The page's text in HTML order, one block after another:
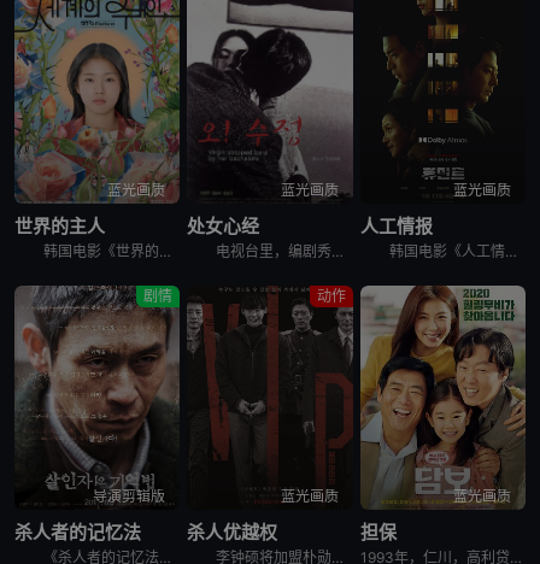
蓝光画质
世界的主人
韩国电影《世界的主人》讲述了，珠仁17岁的时光，是热切投入青涩的恋爱，和好友打闹笑谈对性的好奇，替任职幼儿园校长的甩碌阿妈善后，闲时练跆拳道和做义工挥洒满身活力。某日，同学发起联署，反对出狱在即的
蓝光画质
处女心经
电视台里，编剧秀贞（李恩珠 饰）爱上了有妇之夫的制片永硕（文成根 饰）。永硕的独立电影需要投资，秀贞便与永硕来到了永硕朋友杰勋（韩明求 饰）的画廊。这位朋友却对秀贞很感兴趣，更希望秀贞能成为自己的
蓝光画质
人工情报
韩国电影《人工情报》讲述了，韩国国情院特工赵科长，奉命追查跨国犯罪集团，循着牺牲情报员的线索前往俄罗斯符拉迪沃斯托克，意外与朝鲜特工朴健狭路相逢。两人围绕核心情报源蔡善花展开博弈，却同时被各自国家
剧情
导演剪辑版
杀人者的记忆法
《杀人者的记忆法》导演剪辑版讲述的是：安静的医院内，一名半百老人正向警察供述他日记中的罪行。老人名叫金炳秀（薛景求 饰），童年时代的黑暗经历让他性格扭曲，当亲手杀死了禽兽父亲后，生活似乎朝着更好的
动作
蓝光画质
杀人优越权
李钟硕将加盟朴勋政执导新片[VIP]。韩国电影《杀人优越权》讲述朝鲜某高官儿子在世界各国连续杀人，韩朝两国警方以及国际刑警对其进行追捕。李钟硕在片中饰演被追捕的连环杀人犯，这也是欧巴首次挑战反派角
蓝光画质
担保
1993年，仁川，高利贷追讨者头石（成东日饰）和宗培（金熙元饰）想从明子（金允珍饰）处拿回欠款，却因为明子的窘迫只得将她的女儿承利（朴昭怡饰）带走作为担保。因为被人举报，作为非法滞留者的明子遭到驱逐，